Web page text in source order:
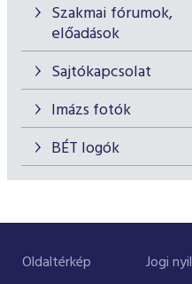
Szakmai fórumok,
előadások
Sajtókapcsolat
Imázs fotók
BÉT logók
Oldaltérkép Jogi